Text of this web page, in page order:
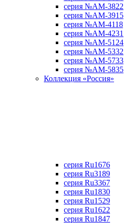
серия №АМ-3822
серия №АМ-3915
серия №АМ-4118
серия №АМ-4231
серия №АМ-5124
серия №АМ-5332
серия №АМ-5733
серия №АМ-5835
Коллекция «Россия»
серия Ru1676
серия Ru3189
серия Ru3367
cерия Ru1830
серия Ru1529
серия Ru1622
серия Ru1847